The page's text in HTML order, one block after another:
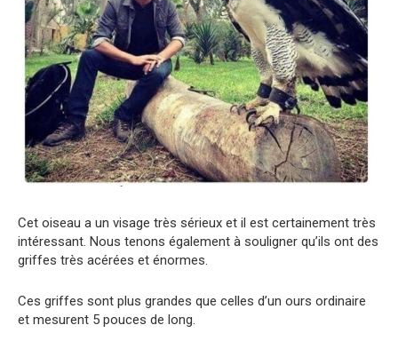
Cet oiseau a un visage très sérieux et il est certainement très
intéressant. Nous tenons également à souligner qu’ils ont des
griffes très acérées et énormes.
Ces griffes sont plus grandes que celles d’un ours ordinaire
et mesurent 5 pouces de long.